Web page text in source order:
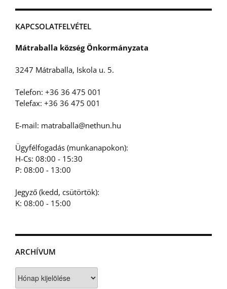
KAPCSOLATFELVÉTEL
Mátraballa község Önkormányzata
3247 Mátraballa, Iskola u. 5.
Telefon: +36 36 475 001
Telefax: +36 36 475 001
E-mail: matraballa@nethun.hu
Ügyfélfogadás (munkanapokon):
H-Cs: 08:00 - 15:30
P: 08:00 - 13:00
Jegyző (kedd, csütörtök):
K: 08:00 - 15:00
ARCHÍVUM